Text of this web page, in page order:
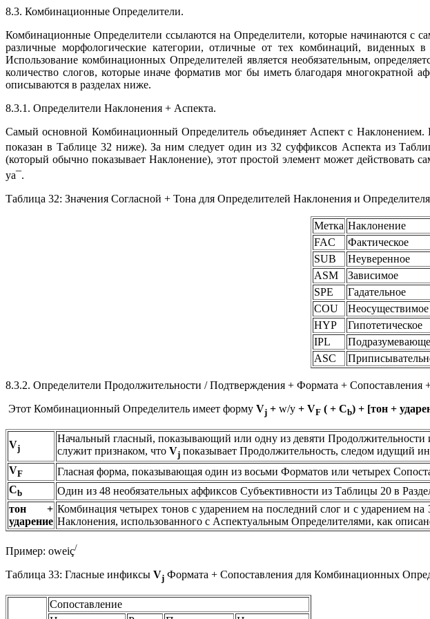
8.3. Комбинационные Определители.
Комбинационные Определители ссылаются на Определители, которые начинаются с
различные морфологические категории, отличные от тех комбинаций, виденных
Использование комбинационных Определителей является необязательным,
количество слогов, которые иначе форматив мог бы иметь благодаря
описываются в разделах ниже.
8.3.1. Определители Наклонения + Аспекта.
Самый основной Комбинационный Определитель объединяет Аспект с
показан в Таблице 32 ниже). За ним следует один из 32 суффиксов Аспекта из
(который обычно показывает Наклонение), этот простой элемент может действовать
ya¯.
Таблица 32: Значения Согласной + Тона для Определителей Наклонения и
Метка Наклонение
FAC
Фактическое
SUB
Неуверенное
ASM
Зависимое
SPE
Гадательное
COU
Неосуществимое
HYP
Гипотетическое
IPL
ASC
8.3.2. Определители Продолжительности / Подтверждения + Формата + Сопоставления
Этот Комбинационный Определитель имеет форму Vj + w/y + VF ( + Cb) + [тон +
Vj
Начальный гласный, показывающий или одну из девяти
служит признаком, что Vj показывает Продолжительность, следом идущий
VF
Гласная форма, показывающая один из восьми Форматов или четырех
Cb
Один из 48 необязательных аффиксов Субъективности из Таблицы 20 в
тон +
ударение
Комбинация четырех тонов с ударением на последний слог и с ударением
Наклонения, использованного с Аспектуальным Определителями, как
Пример: oweiç/
Таблица 33: Гласные инфиксы Vj Формата + Сопоставления для Комбинационных
Сопоставление